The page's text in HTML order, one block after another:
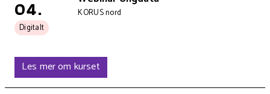
Kursets arrangør er
KORUS nord
04.
Kurset arrangeres
Digitalt
Les mer om kurset